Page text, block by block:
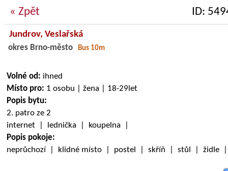
« Zpět
ID:
Jundrov, Veslařská
okres Brno-město Bus 10m
Volné od: ihned
Místo pro: 1 osobu | žena | 18-29let
Popis bytu:
2. patro ze 2
internet | lednička | koupelna |
Popis pokoje:
neprůchozí | klidné místo | postel | skříň | stůl |